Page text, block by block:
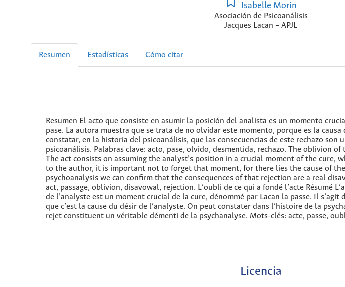
Isabelle Morin
Asociación de Psicoanálisis
Jacques Lacan – APJL
Resumen Estadísticas Cómo citar
Resumen El acto que consiste en asumir la posición del analista es un momento
pase. La autora muestra que se trata de no olvidar este momento, porque es la causa
constatar, en la historia del psicoanálisis, que las consecuencias de este rechazo son
psicoanálisis. Palabras clave: acto, pase, olvido, desmentida, rechazo. The oblivion
The act consists on assuming the analyst’s position in a crucial moment of the cure,
to the author, it is important not to forget that moment, for there lies the cause of
psychoanalysis we can confirm that the consequences of that rejection are a real
act, passage, oblivion, disavowal, rejection. L’oubli de ce qui a fondé l’acte Résumé
de l’analyste est un moment crucial de la cure, dénommé par Lacan la passe. Il s’agit
que c’est la cause du désir de l’analyste. On peut constater dans l’histoire de la
rejet constituent un véritable démenti de la psychanalyse. Mots-clés: acte, passe,
Licencia